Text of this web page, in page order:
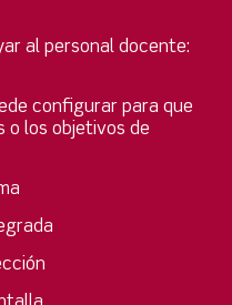
al personal docente:
configurar para que
o los objetivos de